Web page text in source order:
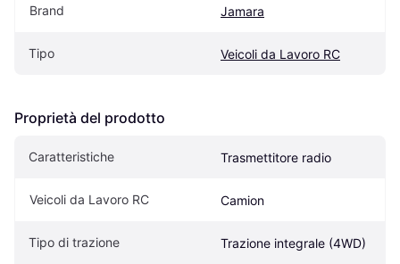
Brand Jamara
Tipo Veicoli da Lavoro RC
Proprietà del prodotto
Caratteristiche Trasmettitore radio
Veicoli da Lavoro RC Camion
Tipo di trazione Trazione integrale (4WD)